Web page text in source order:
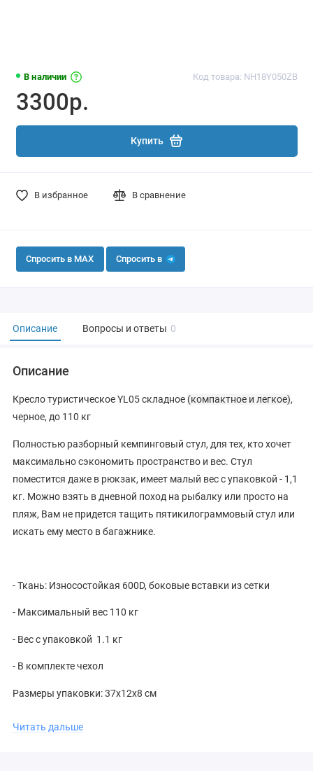
В наличии Код товара: NH18Y050ZB
3300р.
Купить
В избранное В сравнение
Спросить в MAX Спросить в
Описание Вопросы и ответы 0
Описание
Кресло туристическое YL05 складное (компактное и легкое),
черное, до 110 кг
Полностью разборный кемпинговый стул, для тех, кто хочет
максимально сэкономить пространство и вес. Стул
поместится даже в рюкзак, имеет малый вес с упаковкой - 1,1
кг. Можно взять в дневной поход на рыбалку или просто на
пляж, Вам не придется тащить пятикилограммовый стул или
искать ему место в багажнике.
- Ткань: Износостойкая 600D, боковые вставки из сетки
- Максимальный вес 110 кг
- Вес с упаковкой 1.1 кг
- В комплекте чехол
Размеры упаковки: 37х12х8 см
Читать дальше